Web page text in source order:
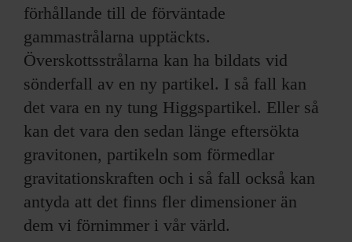
förhållande till de förväntade
gammastrålarna upptäckts.
Överskottsstrålarna kan ha bildats vid
sönderfall av en ny partikel. I så fall kan
det vara en ny tung Higgspartikel. Eller så
kan det vara den sedan länge eftersökta
gravitonen, partikeln som förmedlar
gravitationskraften och i så fall också kan
antyda att det finns fler dimensioner än
dem vi förnimmer i vår värld.